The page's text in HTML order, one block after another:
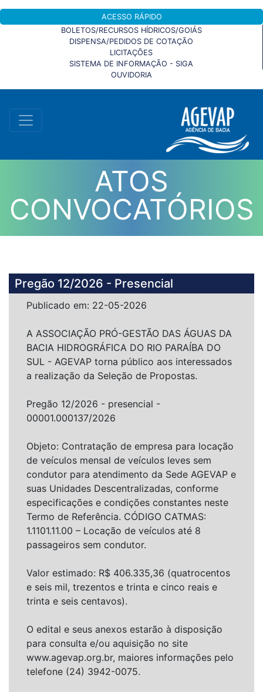
ACESSO RÁPIDO
BOLETOS/RECURSOS HÍDRICOS/GOIÁS
DISPENSA/PEDIDOS DE COTAÇÃO
LICITAÇÕES
SISTEMA DE INFORMAÇÃO - SIGA
OUVIDORIA
ATOS
CONVOCATÓRIOS
Pregão 12/2026 - Presencial
Publicado em: 22-05-2026
A ASSOCIAÇÃO PRÓ-GESTÃO DAS ÁGUAS DA
BACIA HIDROGRÁFICA DO RIO PARAÍBA DO
SUL - AGEVAP torna público aos interessados
a realização da Seleção de Propostas.
Pregão 12/2026 - presencial -
00001.000137/2026
Objeto: Contratação de empresa para locação
de veículos mensal de veículos leves sem
condutor para atendimento da Sede AGEVAP e
suas Unidades Descentralizadas, conforme
especificações e condições constantes neste
Termo de Referência. CÓDIGO CATMAS:
1.1101.11.00 – Locação de veículos até 8
passageiros sem condutor.
Valor estimado: R$ 406.335,36 (quatrocentos
e seis mil, trezentos e trinta e cinco reais e
trinta e seis centavos).
O edital e seus anexos estarão à disposição
para consulta e/ou aquisição no site
www.agevap.org.br, maiores informações pelo
telefone (24) 3942-0075.